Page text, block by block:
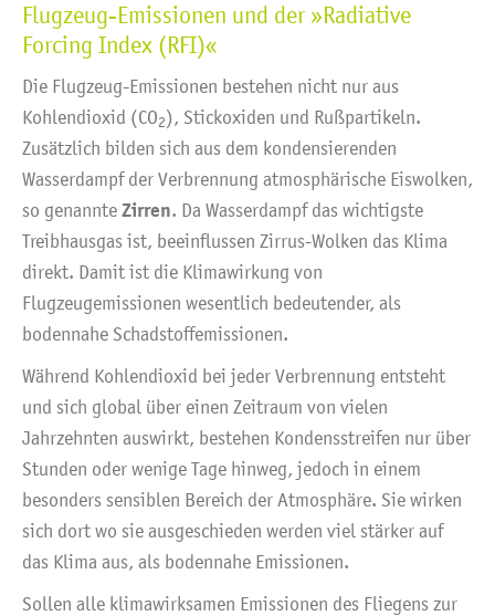
Flugzeug-Emissionen und der »Radiative
Forcing Index (RFI)«
Die Flugzeug-Emissionen bestehen nicht nur aus
Kohlendioxid (CO2), Stickoxiden und Rußpartikeln.
Zusätzlich bilden sich aus dem kondensierenden
Wasserdampf der Verbrennung atmosphärische Eiswolken,
so genannte Zirren. Da Wasserdampf das wichtigste
Treibhausgas ist, beeinflussen Zirrus-Wolken das Klima
direkt. Damit ist die Klimawirkung von
Flugzeugemissionen wesentlich bedeutender, als
bodennahe Schadstoffemissionen.
Während Kohlendioxid bei jeder Verbrennung entsteht
und sich global über einen Zeitraum von vielen
Jahrzehnten auswirkt, bestehen Kondensstreifen nur über
Stunden oder wenige Tage hinweg, jedoch in einem
besonders sensiblen Bereich der Atmosphäre. Sie wirken
sich dort wo sie ausgeschieden werden viel stärker auf
das Klima aus, als bodennahe Emissionen.
Sollen alle klimawirksamen Emissionen des Fliegens zur